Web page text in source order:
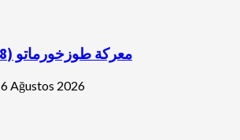
معركة طوزخورماتو (28–29 نيسان 1918)
6 Ağustos 2026